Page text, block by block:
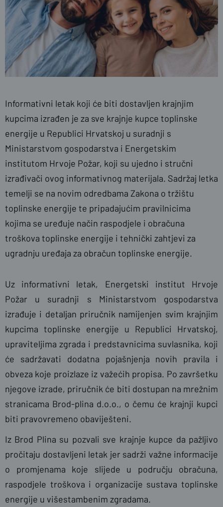
Informativni letak koji će biti dostavljen krajnjim
kupcima izrađen je za sve krajnje kupce toplinske
energije u Republici Hrvatskoj u suradnji s
Ministarstvom gospodarstva i Energetskim
institutom Hrvoje Požar, koji su ujedno i stručni
izrađivači ovog informativnog materijala. Sadržaj letka
temelji se na novim odredbama Zakona o tržištu
toplinske energije te pripadajućim pravilnicima
kojima se uređuje način raspodjele i obračuna
troškova toplinske energije i tehnički zahtjevi za
ugradnju uređaja za obračun toplinske energije.
Uz informativni letak, Energetski institut Hrvoje
Požar u suradnji s Ministarstvom gospodarstva
izrađuje i detaljan priručnik namijenjen svim krajnjim
kupcima toplinske energije u Republici Hrvatskoj,
upraviteljima zgrada i predstavnicima suvlasnika, koji
će sadržavati dodatna pojašnjenja novih pravila i
obveza koje proizlaze iz važećih propisa. Po završetku
njegove izrade, priručnik će biti dostupan na mrežnim
stranicama Brod-plina d.o.o., o čemu će krajnji kupci
biti pravovremeno obaviješteni.
Iz Brod Plina su pozvali sve krajnje kupce da pažljivo
pročitaju dostavljeni letak jer sadrži važne informacije
o promjenama koje slijede u području obračuna,
raspodjele troškova i organizacije sustava toplinske
energije u višestambenim zgradama.